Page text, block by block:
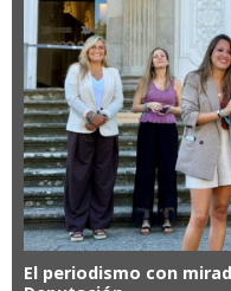
El periodismo con